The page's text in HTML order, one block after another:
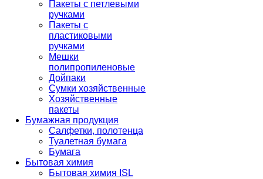
Пакеты с петлевыми
ручками
Пакеты с
пластиковыми
ручками
Мешки
полипропиленовые
Дойпаки
Сумки хозяйственные
Хозяйственные
пакеты
Бумажная продукция
Салфетки, полотенца
Туалетная бумага
Бумага
Бытовая химия
Бытовая химия ISL